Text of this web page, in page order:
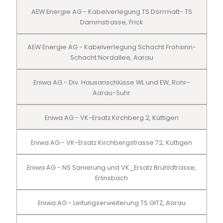
AEW Energie AG - Kabelverlegung TS Dörrmatt- TS
Dammstrasse, Frick
AEW Energie AG - Kabelverlegung Schacht Frohsinn-
Schacht Nordallee, Aarau
Eniwa AG - Div. Hausanschlüsse WL und EW, Rohr-
Aarau-Suhr
Eniwa AG - VK-Ersatz Kirchberg 2, Küttigen
Eniwa AG - VK-Ersatz Kirchbergstrasse 72, Küttigen
Eniwa AG - NS Sanierung und VK_Ersatz Brühldtrasse,
Erlinsbach
Eniwa AG - Leitungserweiterung TS GITZ, Aarau